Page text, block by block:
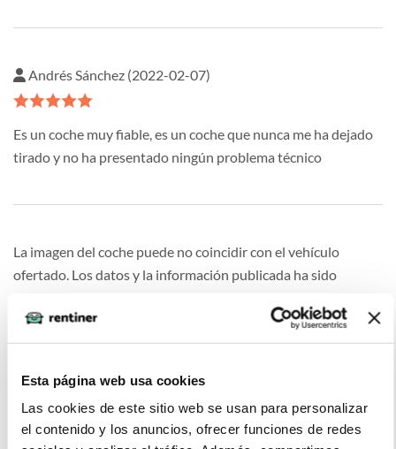
Esta página web usa cookies
Las cookies de este sitio web se usan para personalizar
el contenido y los anuncios, ofrecer funciones de redes
Andrés Sánchez (2022-02-07)
Es un coche muy fiable, es un coche que nunca me ha dejado
tirado y no ha presentado ningún problema técnico
La imagen del coche puede no coincidir con el vehículo
ofertado. Los datos y la información publicada ha sido
efectos informativos no contractuales.
Otras ofertas de VOLKSWAGEN T-